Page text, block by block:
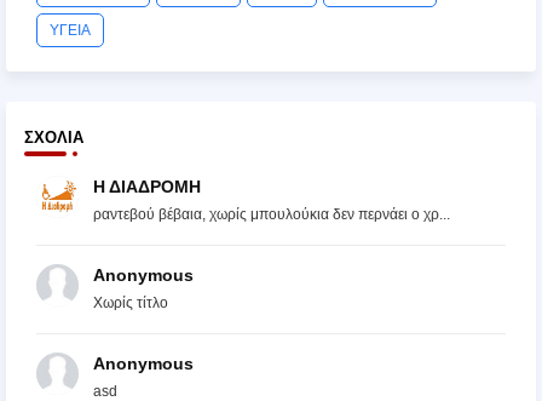
ΥΓΕΙΑ
ΣΧΌΛΙΑ
Η ΔΙΑΔΡΟΜΗ
ραντεβού βέβαια, χωρίς μπουλούκια δεν περνάει ο χρ...
Anonymous
Χωρίς τίτλο
Anonymous
asd